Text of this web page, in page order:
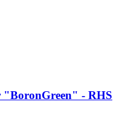
"BoronGreen" -​ RHS